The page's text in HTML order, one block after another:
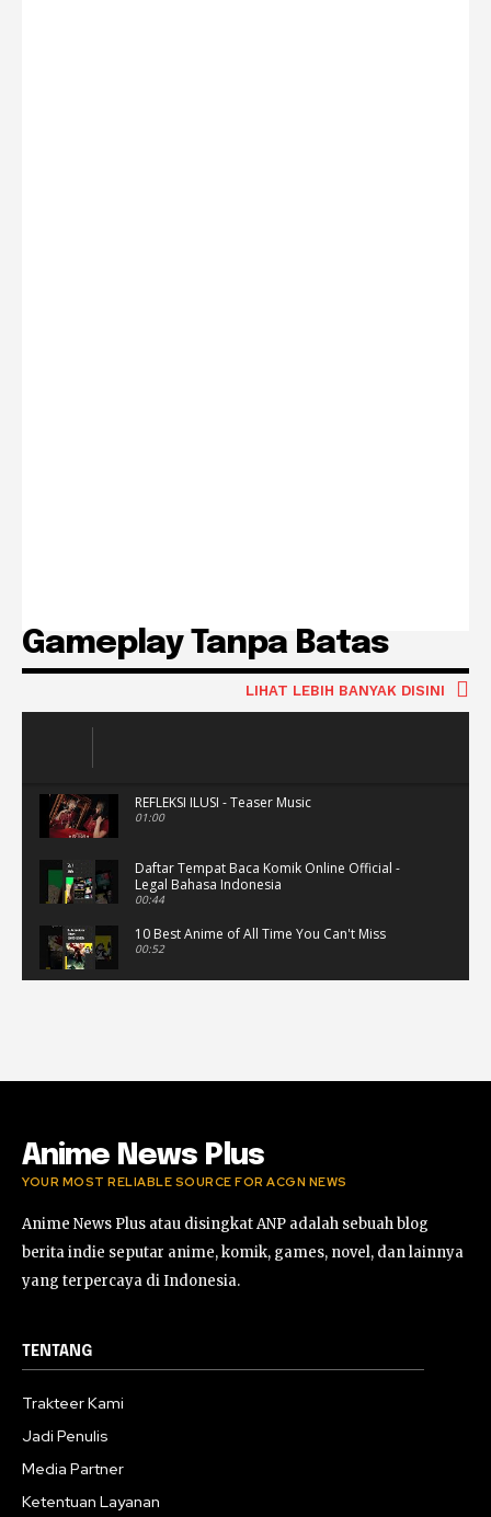
Gameplay Tanpa Batas
LIHAT LEBIH BANYAK DISINI
REFLEKSI ILUSI - Teaser Music
01:00
Daftar Tempat Baca Komik Online Official -
Legal Bahasa Indonesia
00:44
10 Best Anime of All Time You Can't Miss
00:52
02:47
Anime News Plus
YOUR MOST RELIABLE SOURCE FOR ACGN NEWS
Anime News Plus atau disingkat ANP adalah sebuah blog
berita indie seputar anime, komik, games, novel, dan lainnya
yang terpercaya di Indonesia.
TENTANG
Trakteer Kami
Jadi Penulis
Media Partner
Ketentuan Layanan